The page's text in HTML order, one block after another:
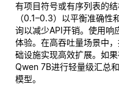
有项目符号或有序列表的
（0.1–0.3）以平衡准确
询以减少API开销。使用响
体验。在高吞吐量场景中
础设施实现高效扩展。如
Qwen 7B进行轻量级汇总
模型。